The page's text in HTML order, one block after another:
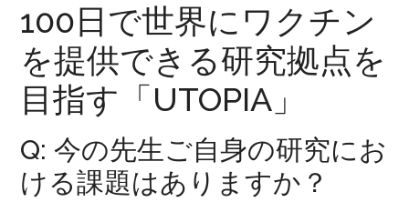
100日で世界にワクチン
を提供できる研究拠点を
目指す「UTOPIA」
Q: 今の先生ご自身の研究にお
ける課題はありますか？